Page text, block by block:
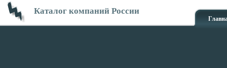
Каталог компаний России